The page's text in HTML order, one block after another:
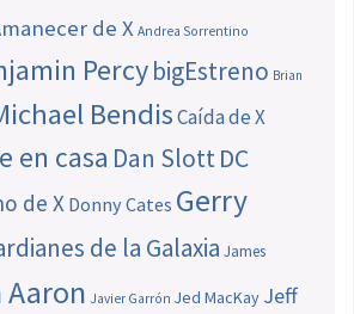
de X Andrea Sorrentino
PercybigEstreno Brian
BendisCaída de X
en casa Dan SlottDC
de X Donny Cates Gerry
de la Galaxia James
Aaron Javier Garrón Jed MacKay Jeff